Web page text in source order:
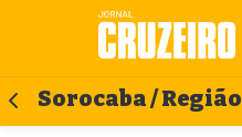
Sorocaba / Região